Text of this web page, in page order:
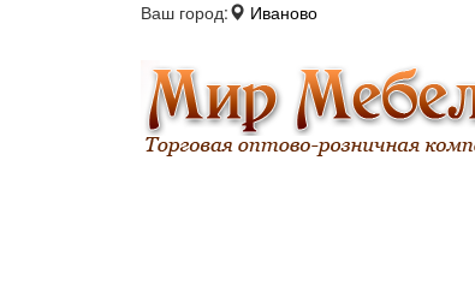
Ваш город: Иваново